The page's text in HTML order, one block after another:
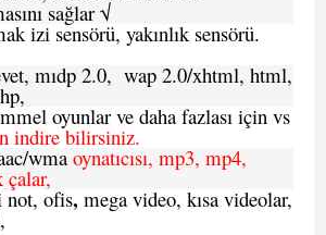
sağlar √
izi sensörü, yakınlık sensörü.
mıdp 2.0, wap 2.0/xhtml, html,
oyunlar ve daha fazlası için vs
indire bilirsiniz.
wmaoynatıcısı, mp3, mp4,
çalar,
not, ofis, mega video, kısa videolar,